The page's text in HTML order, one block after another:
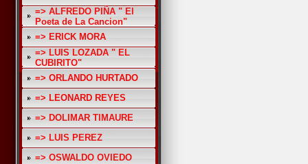
=> ALFREDO PIÑA " El
Poeta de La Cancion"
=> ERICK MORA
=> LUIS LOZADA " EL
CUBIRITO"
=> ORLANDO HURTADO
=> LEONARD REYES
=> DOLIMAR TIMAURE
=> LUIS PEREZ
=> OSWALDO OVIEDO